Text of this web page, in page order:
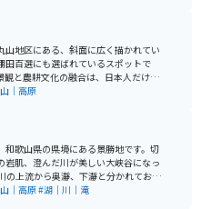
山地区にある、斜面に広く描かれてい
田百選にも選ばれているスポットで
観と農耕文化の融合は、日本人だけで
できる場所です。立地はとても田舎
が変わり、それぞれで魅力がありま
れ、５月頃に田植え、夏は稲が風に揺
蛍も見られます。また秋は稲穂が黄金
較的暖かいですが雪景色が見れる事も
す。
｜高原
和歌山県の県境にある景勝地です。切
岩肌、澄んだ川が美しい大峡谷になっ
の上流から奥瀞、下瀞と分かれてお
っちょう)とも呼ばれています。天気
｜高原#湖｜川｜滝